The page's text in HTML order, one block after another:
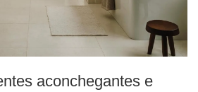
aconchegantes e